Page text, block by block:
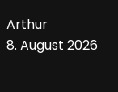
Arthur
8. August 2026